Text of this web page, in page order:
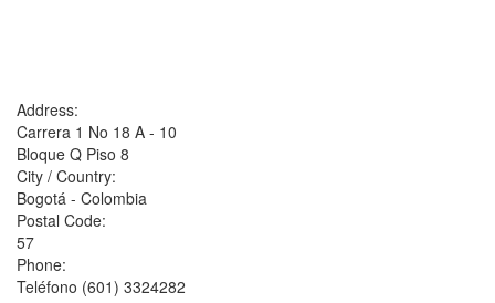
Address:
Carrera 1 No 18 A - 10
Bloque Q Piso 8
City / Country:
Bogotá - Colombia
Postal Code:
57
Phone:
Teléfono (601) 3324282